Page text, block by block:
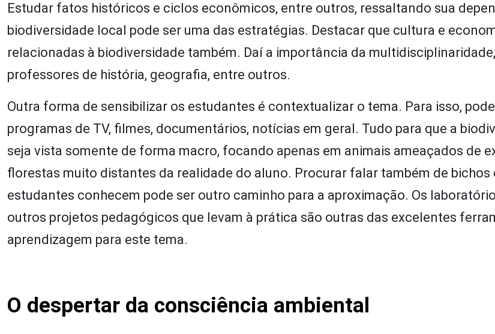
Estudar fatos históricos e ciclos econômicos, entre outros, ressaltando sua
biodiversidade local pode ser uma das estratégias. Destacar que cultura e
relacionadas à biodiversidade também. Daí a importância da
professores de história, geografia, entre outros.
Outra forma de sensibilizar os estudantes é contextualizar o tema. Para isso,
programas de TV, filmes, documentários, notícias em geral. Tudo para que a
seja vista somente de forma macro, focando apenas em animais ameaçados de
florestas muito distantes da realidade do aluno. Procurar falar também de bichos
estudantes conhecem pode ser outro caminho para a aproximação. Os
outros projetos pedagógicos que levam à prática são outras das excelentes
aprendizagem para este tema.
O despertar da consciência ambiental